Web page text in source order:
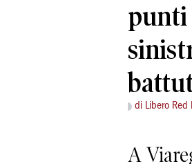
punti
di Libero Red
A